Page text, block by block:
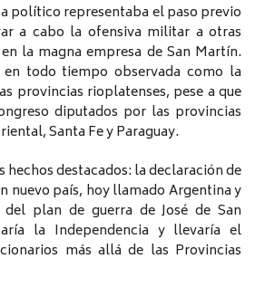
político representaba el paso previo
a cabo la ofensiva militar a otras
la magna empresa de San Martín.
en todo tiempo observada como la
provincias rioplatenses, pese a que
diputados por las provincias
Santa Fe y Paraguay.
hechos destacados: la declaración de
nuevo país, hoy llamado Argentina y
plan de guerra de José de San
la Independencia y llevaría el
más allá de las Provincias